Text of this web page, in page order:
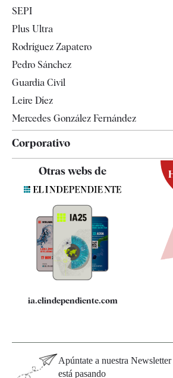
Televisión
SEPI
Plus Ultra
Rodríguez Zapatero
Pedro Sánchez
Guardia Civil
Leire Díez
Mercedes González Fernández
Corporativo
Quiénes somos
Especificaciones
Otras webs de
ia.elindependiente.com
Apúntate a nuestra
está pasando